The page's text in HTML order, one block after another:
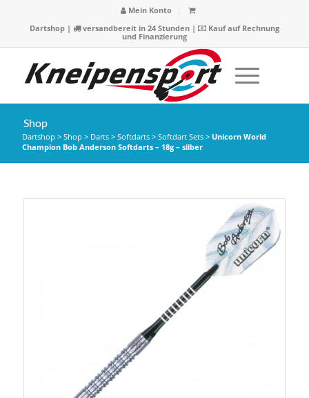
Mein Konto
Dartshop| versandbereit in 24 Stunden |
Kauf auf Rechnung
und Finanzierung
Shop
Dartshop > Shop > Darts> Softdarts> Softdart Sets> Unicorn World
Champion Bob Anderson Softdarts – 18g – silber